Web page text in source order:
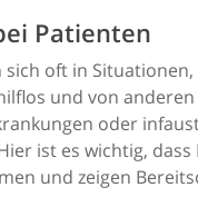
Patienten
oft in
und von
oder
ist es wichtig,
und zeigen